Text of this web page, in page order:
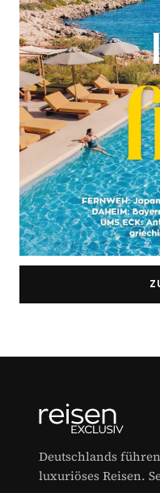
Deutschlands
luxuriöses Reisen.